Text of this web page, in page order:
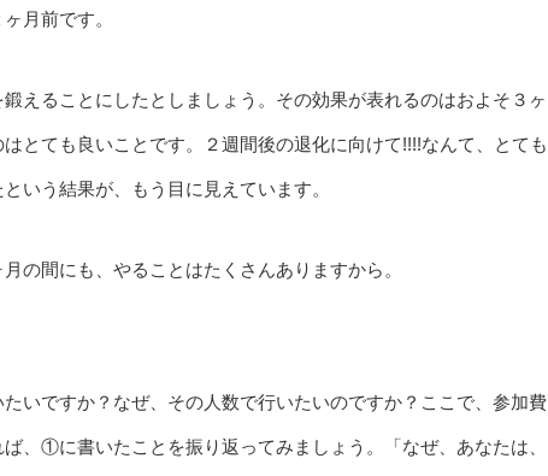
月前です。
えることにしたとしましょう。その効果が表れるのはおよそ３ヶ
とても良いことです。２週間後の退化に向けて!!!!なんて、とても
いう結果が、もう目に見えています。
の間にも、やることはたくさんありますから。
いですか？なぜ、その人数で行いたいのですか？ここで、参加費
、①に書いたことを振り返ってみましょう。「なぜ、あなたは、